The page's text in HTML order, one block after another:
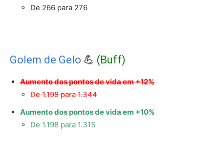
De 266 para 276
Golem de Gelo 💪 (Buff)
Aumento dos pontos de vida em +12%
De 1.198 para 1.344
Aumento dos pontos de vida em +10%
De 1.198 para 1.315